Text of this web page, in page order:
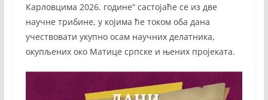
Карловцима 2026. године“ састојаће се из две
научне трибине, у којима ће током оба дана
учествовати укупно осам научних делатника,
окупљених око Матице српске и њених пројеката.